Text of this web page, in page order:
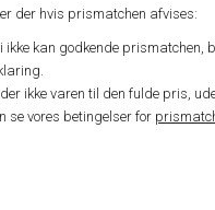
der hvis prismatchen afvises:
ikke kan godkende prismatchen,
ikke varen til den fulde pris,
se vores betingelser for